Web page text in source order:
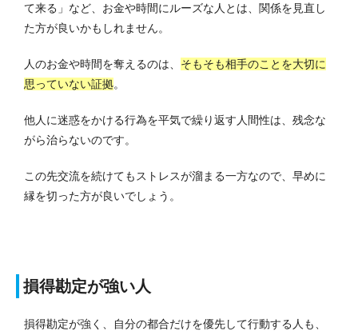
て来る」など、お金や時間にルーズな人とは、関係を見直し
た方が良いかもしれません。
人のお金や時間を奪えるのは、 そもそも相手のことを大切に
思っていない証拠。
他人に迷惑をかける行為を平気で繰り返す人間性は、残念な
がら治らないのです。
この先交流を続けてもストレスが溜まる一方なので、早めに
縁を切った方が良いでしょう。
損得勘定が強い人
損得勘定が強く、自分の都合だけを優先して行動する人も、